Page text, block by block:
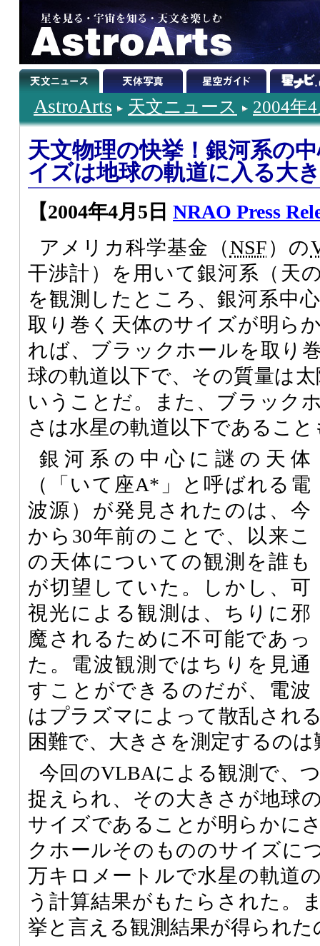
AstroArts 天文ニュース 2004年
天文物理の快挙！銀河系の
イズは地球の軌道に入る大
【2004年4月5日 NRAO Press
アメリカ科学基金（NSF）の
干渉計）を用いて銀河系（天
を観測したところ、銀河系中
取り巻く天体のサイズが明ら
れば、ブラックホールを取り
球の軌道以下で、その質量は
いうことだ。また、ブラック
さは水星の軌道以下であるこ
銀河系の中心に謎の天体
（「いて座A*」と呼ばれる電
波源）が発見されたのは、今
から30年前のことで、以来こ
の天体についての観測を誰も
が切望していた。しかし、可
視光による観測は、ちりに邪
魔されるために不可能であっ
た。電波観測ではちりを見通
すことができるのだが、電波
はプラズマによって散乱され
困難で、大きさを測定するの
今回のVLBAによる観測で、
捉えられ、その大きさが地球
サイズであることが明らかに
クホールそのもののサイズに
万キロメートルで水星の軌道
う計算結果がもたらされた。
挙と言える観測結果が得られた